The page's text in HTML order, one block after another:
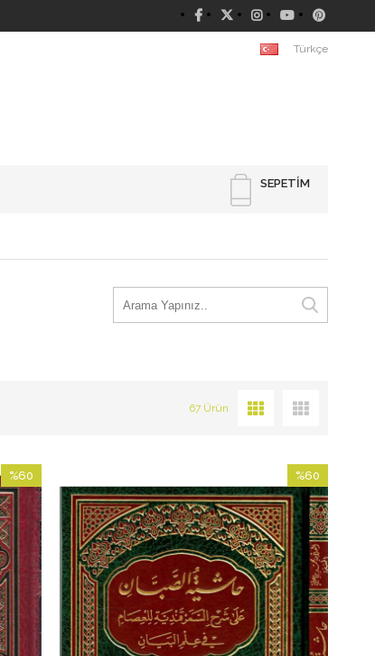
Türkçe
SEPETIM
67 Ürün
%60
İndirim
%60İndirim
%60
İndirim
%60İndirim